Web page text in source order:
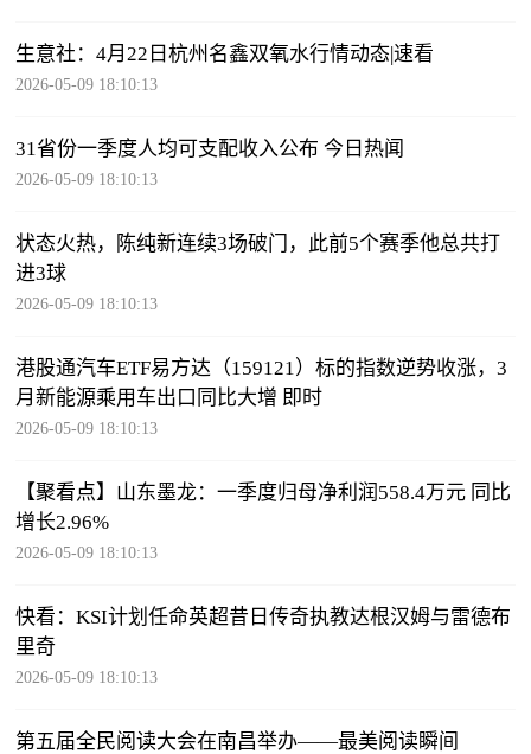
生意社：4月22日杭州名鑫双氧水行情动态|速看
2026-05-09 18:10:13
31省份一季度人均可支配收入公布 今日热闻
2026-05-09 18:10:13
状态火热，陈纯新连续3场破门，此前5个赛季他总共打
进3球
2026-05-09 18:10:13
港股通汽车ETF易方达（159121）标的指数逆势收涨，3
月新能源乘用车出口同比大增 即时
2026-05-09 18:10:13
【聚看点】山东墨龙：一季度归母净利润558.4万元 同比
增长2.96%
2026-05-09 18:10:13
快看：KSI计划任命英超昔日传奇执教达根汉姆与雷德布
里奇
2026-05-09 18:10:13
第五届全民阅读大会在南昌举办——最美阅读瞬间